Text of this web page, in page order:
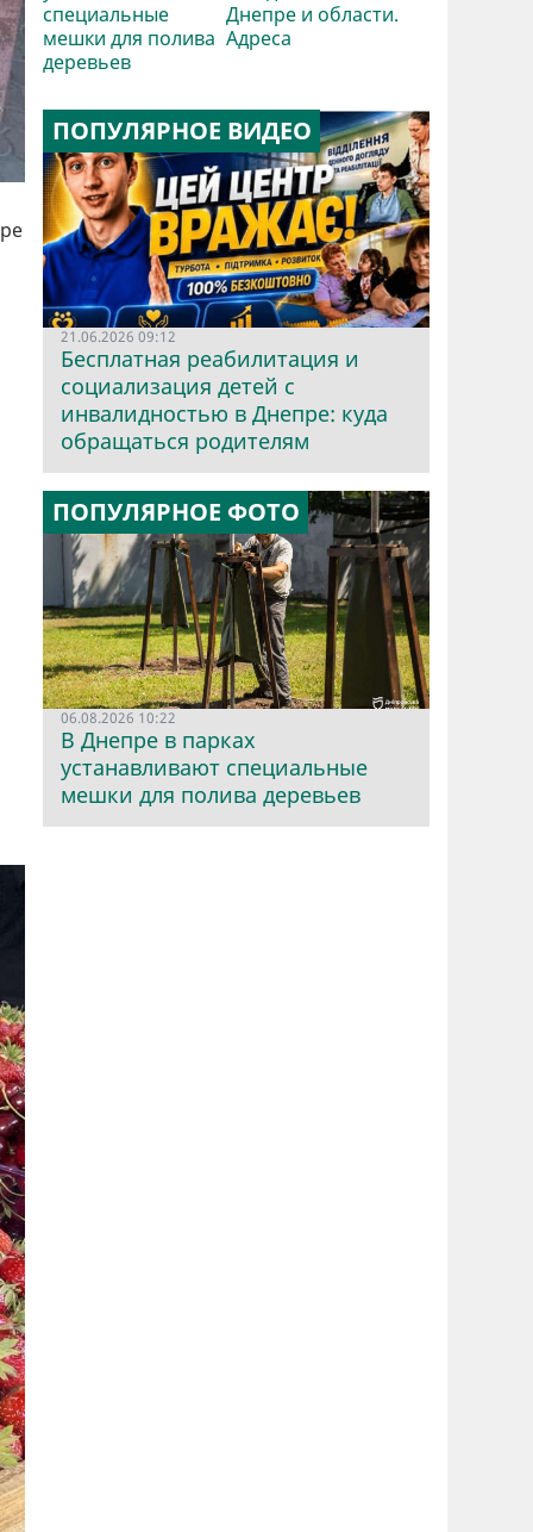
специальные
мешки для полива
деревьев
Днепре и области.
Адреса
ПОПУЛЯРНОЕ ВИДЕО
21.06.2026 09:12
Бесплатная реабилитация и
социализация детей с
инвалидностью в Днепре: куда
обращаться родителям
ПОПУЛЯРНОЕ ФОТО
06.08.2026 10:22
В Днепре в парках
устанавливают специальные
мешки для полива деревьев